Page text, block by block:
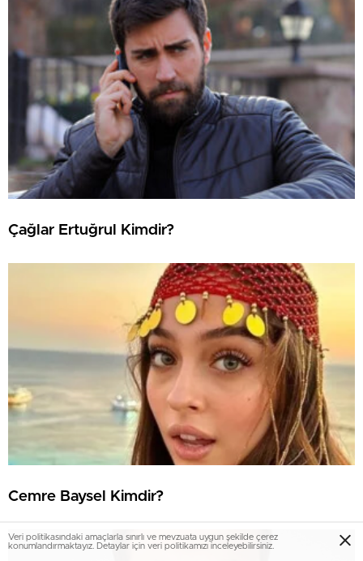
Çağlar Ertuğrul Kimdir?
Cemre Baysel Kimdir?
Veri politikasındaki amaçlarla sınırlı ve mevzuata uygun şekilde çerez
konumlandırmaktayız. Detaylar için veri politikamızı inceleyebilirsiniz.